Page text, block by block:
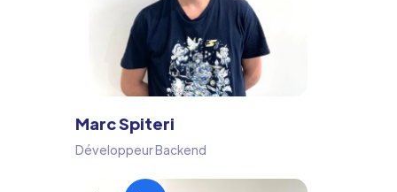
Marc Spiteri
Développeur Backend